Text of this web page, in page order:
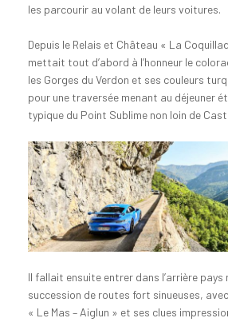
les parcourir au volant de leurs voitures.
Depuis le Relais et Château « La
mettait tout d’abord à l’honneur le
les Gorges du Verdon et ses couleurs
pour une traversée menant au déjeuner
typique du Point Sublime non loin de
Il fallait ensuite entrer dans l’arrière pays
succession de routes fort sinueuses,
« Le Mas – Aiglun » et ses clues